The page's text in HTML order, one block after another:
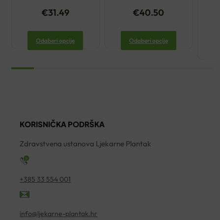
€31.49
Odaberi opcije
€40.50
Odaberi opcije
KORISNIČKA PODRŠKA
Zdravstvena ustanova Ljekarne Plantak
+385 33 554 001
info@ljekarne-plantak.hr